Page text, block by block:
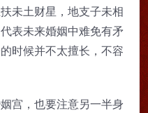
未土财星，地支子未相
表未来婚姻中难免有矛
时候并不太擅长，不容
宫，也要注意另一半身